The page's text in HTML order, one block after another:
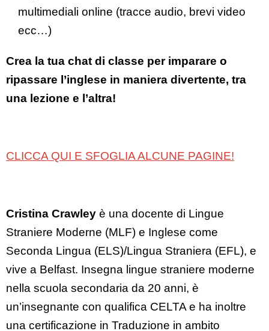
multimediali online (tracce audio, brevi video
ecc…)
Crea la tua chat di classe per imparare o
ripassare l’inglese in maniera divertente, tra
una lezione e l’altra!
CLICCA QUI E SFOGLIA ALCUNE PAGINE!
Cristina Crawley è una docente di Lingue
Straniere Moderne (MLF) e Inglese come
Seconda Lingua (ELS)/Lingua Straniera (EFL), e
vive a Belfast. Insegna lingue straniere moderne
nella scuola secondaria da 20 anni, è
un’insegnante con qualifica CELTA e ha inoltre
una certificazione in Traduzione in ambito